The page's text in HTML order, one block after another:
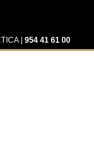
| 954 41 61 00